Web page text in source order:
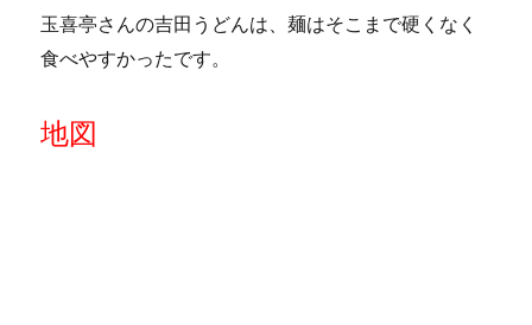
玉喜亭さんの吉田うどんは、麺はそこまで硬くなく
食べやすかったです。
地図